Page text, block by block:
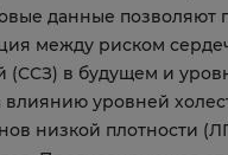
данные позволяют
между риском
(ССЗ) в будущем и
уровней
низкой плотности